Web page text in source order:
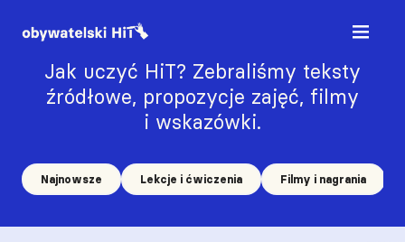
Jak uczyć HiT? Zebraliśmy teksty
źródłowe, propozycje zajęć, filmy
i wskazówki.
Najnowsze Lekcje i ćwiczenia Filmy i nagrania